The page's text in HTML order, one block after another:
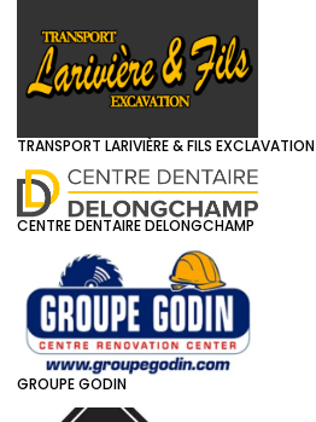
TRANSPORT LARIVIÈRE & FILS EXCLAVATION
CENTRE DENTAIRE DELONGCHAMP
GROUPE GODIN